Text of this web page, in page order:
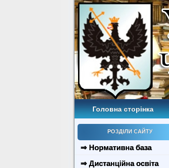
Головна сторінка
РОЗДІЛИ САЙТУ
⇒ Нормативна база
⇒ Дистанційна освіта